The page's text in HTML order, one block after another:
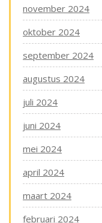
november 2024
oktober 2024
september 2024
augustus 2024
juli 2024
juni 2024
mei 2024
april 2024
maart 2024
februari 2024